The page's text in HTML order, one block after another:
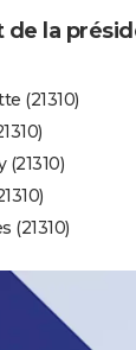
de la
(21310)
(21310)
(21310)